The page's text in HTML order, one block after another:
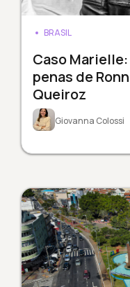
BRASIL
Caso
penas de
Queiroz
Giovanna Colossi